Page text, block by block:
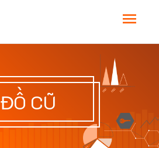
M
a
i
n
ĐỒ CŨ